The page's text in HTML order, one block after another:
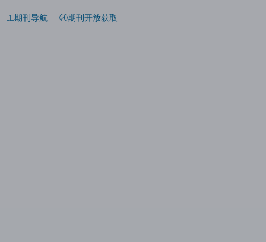
期刊导航 期刊开放获取